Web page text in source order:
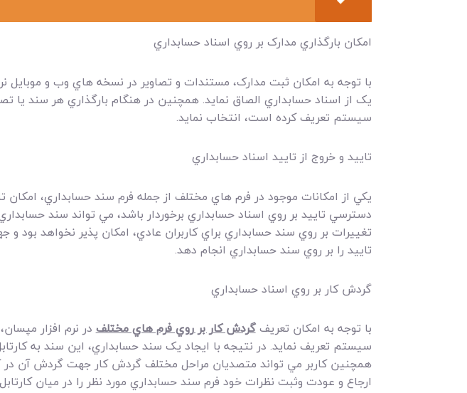
امکان بارگذاري مدارک بر روي اسناد حسابداري
با توجه به امکان ثبت مدارک، مستندات و تصاوير در نسخه هاي وب و موبايل نرم
يک از اسناد حسابداري الصاق نمايد. همچنين در هنگام بارگذاري هر سند يا
سيستم تعريف کرده است، انتخاب نمايد.
تاييد و خروج از تاييد اسناد حسابداري
يکي از امکانات موجود در فرم هاي مختلف از جمله فرم سند حسابداري، امکان
دسترسي تاييد بر روي اسناد حسابداري برخوردار باشد، مي تواند سند
تغييرات بر روي سند حسابداري براي کاربران عادي، امکان پذير نخواهد بود
تاييد را بر روي سند حسابداري انجام دهد.
گردش کار بر روي اسناد حسابداري
با توجه به امکان تعريفگردش کار بر روي فرم هاي مختلفدر نرم افزار
سيستم تعريف نمايد. در نتيجه با ايجاد يک سند حسابداري، اين سند به
همچنين کاربر مي تواند متصديان مراحل مختلف گردش کار جهت گردش آن در
ارجاع و عودت وثبت نظرات خود فرم سند حسابداري مورد نظر را در ميان